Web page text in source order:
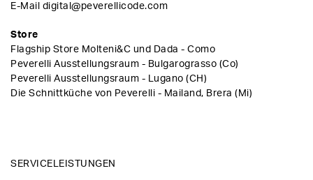
E-Mail digital@peverellicode.com
Store
Flagship Store Molteni&C und Dada - Como
Peverelli Ausstellungsraum - Bulgarograsso (Co)
Peverelli Ausstellungsraum - Lugano (CH)
Die Schnittküche von Peverelli - Mailand, Brera (Mi)
SERVICELEISTUNGEN